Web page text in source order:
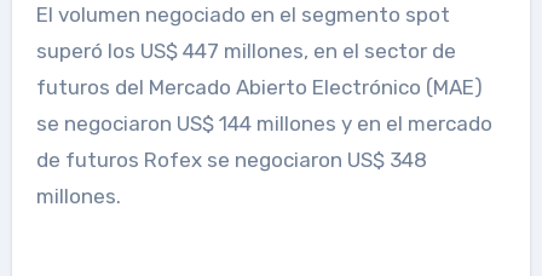
El volumen negociado en el segmento spot
superó los US$ 447 millones, en el sector de
futuros del Mercado Abierto Electrónico (MAE)
se negociaron US$ 144 millones y en el mercado
de futuros Rofex se negociaron US$ 348
millones.